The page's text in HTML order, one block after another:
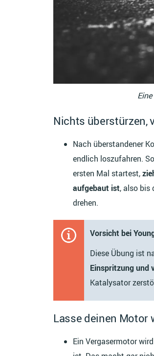
Nichts überstürzen,
Nach überstandener
endlich loszufahren.
ersten Mal startest,
aufgebaut ist, also bis
drehen.
Vorsicht bei
Diese Übung ist
Einspritzung und
Katalysator
Lasse deinen Motor
Ein Vergasermotor